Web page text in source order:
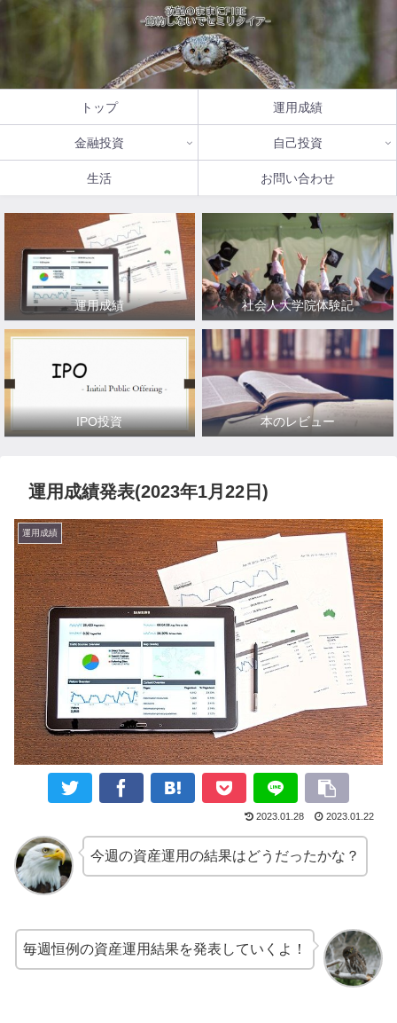
トップ 運用成績
金融投資 自己投資
生活 お問い合わせ
運用成績 社会人大学院体験記
IPO投資 本のレビュー
運用成績発表(2023年1月22日)
運用成績
2023.01.28 2023.01.22
今週の資産運用の結果はどうだったかな？
毎週恒例の資産運用結果を発表していくよ！